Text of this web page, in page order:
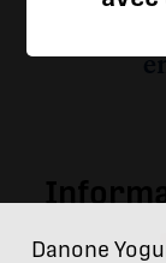
Danone